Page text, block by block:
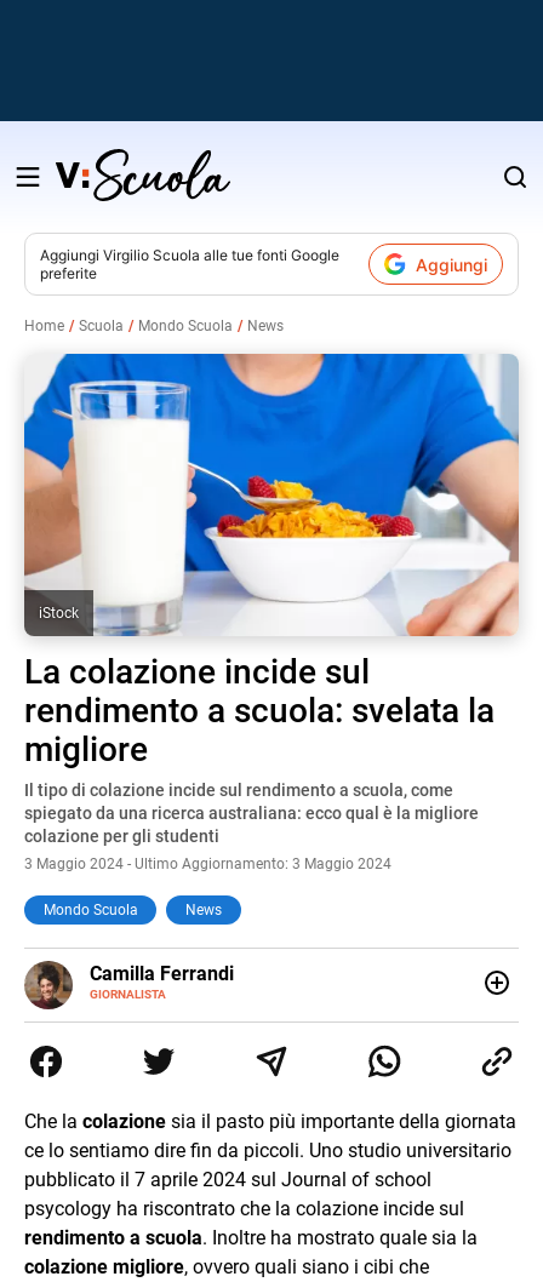
Salta
contenuto
Aggiungi Virgilio Scuola alle tue fonti Google
preferite
Aggiungi
Home Scuola Mondo Scuola News
iStock
La colazione incide sul
rendimento a scuola: svelata la
migliore
Il tipo di colazione incide sul rendimento a scuola, come
spiegato da una ricerca australiana: ecco qual è la migliore
colazione per gli studenti
3 Maggio 2024 - Ultimo Aggiornamento: 3 Maggio 2024
Mondo Scuola News
Camilla Ferrandi
GIORNALISTA
E-
MAIL
LINKEDIN
di trasformare la passione per la scrittura in un lavoro, e
da lì non mi sono più fermata. L’attualità è il mio pane
mente.
Che la colazione sia il pasto più importante della giornata
ce lo sentiamo dire fin da piccoli. Uno studio universitario
pubblicato il 7 aprile 2024 sul Journal of school
psycology ha riscontrato che la colazione incide sul
rendimento a scuola. Inoltre ha mostrato quale sia la
colazione migliore, ovvero quali siano i cibi che